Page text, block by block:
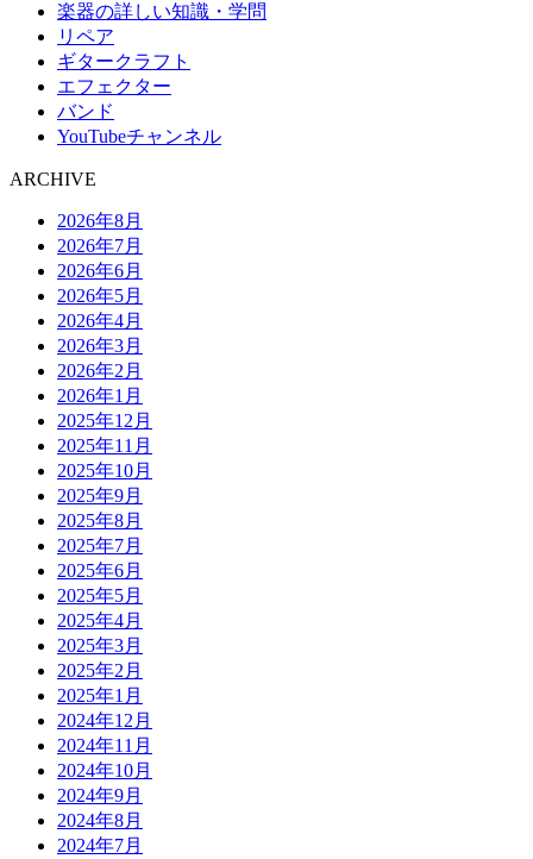
楽器の詳しい知識・学問
リペア
ギタークラフト
エフェクター
バンド
YouTubeチャンネル
ARCHIVE
2026年8月
2026年7月
2026年6月
2026年5月
2026年4月
2026年3月
2026年2月
2026年1月
2025年12月
2025年11月
2025年10月
2025年9月
2025年8月
2025年7月
2025年6月
2025年5月
2025年4月
2025年3月
2025年2月
2025年1月
2024年12月
2024年11月
2024年10月
2024年9月
2024年8月
2024年7月